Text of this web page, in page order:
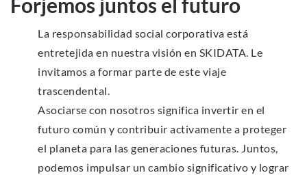
Forjemos juntos el futuro
La responsabilidad social corporativa está
entretejida en nuestra visión en SKIDATA. Le
invitamos a formar parte de este viaje
trascendental.
Asociarse con nosotros significa invertir en el
futuro común y contribuir activamente a proteger
el planeta para las generaciones futuras. Juntos,
podemos impulsar un cambio significativo y lograr